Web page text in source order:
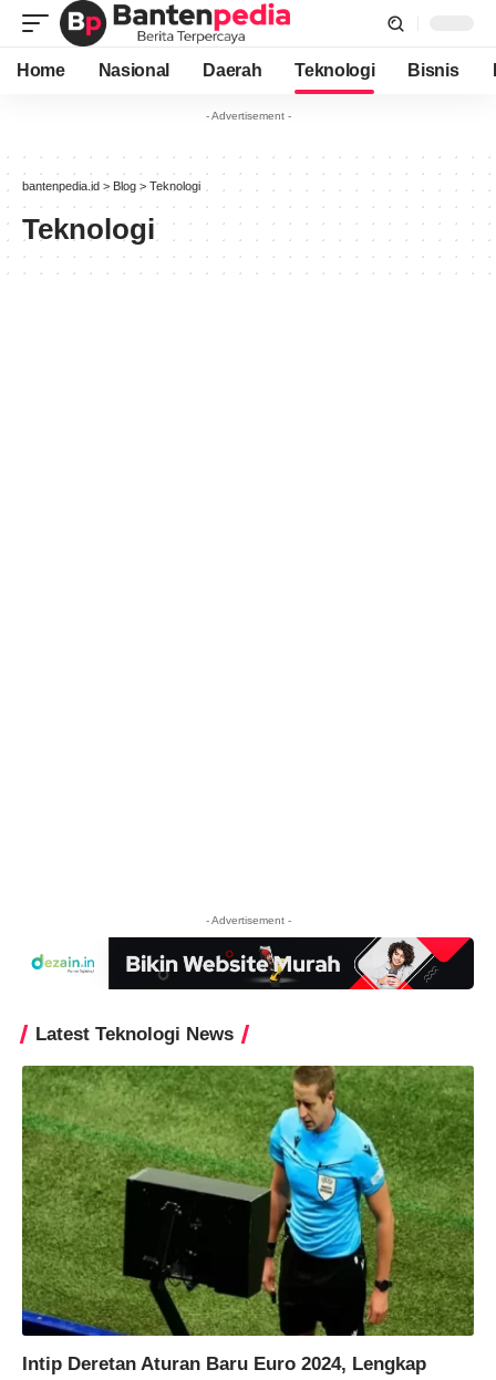
Home Nasional Daerah Teknologi Bisnis
- Advertisement -
bantenpedia.id > Blog > Teknologi
Teknologi
- Advertisement -
Latest Teknologi News
Intip Deretan Aturan Baru Euro 2024, Lengkap